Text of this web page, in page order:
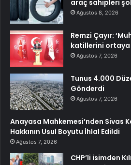
araç sahipleri
Ağustos 8, 2026
Remzi Çayır:
katillerini ortaya
Ağustos 7, 2026
Tunus 4.000
Gönderdi
Ağustos 7, 2026
Anayasa Mahkemesi’nden Sivas
Hakkının Usul Boyutu İhlal Edildi
Ağustos 7, 2026
CHP’li isimden